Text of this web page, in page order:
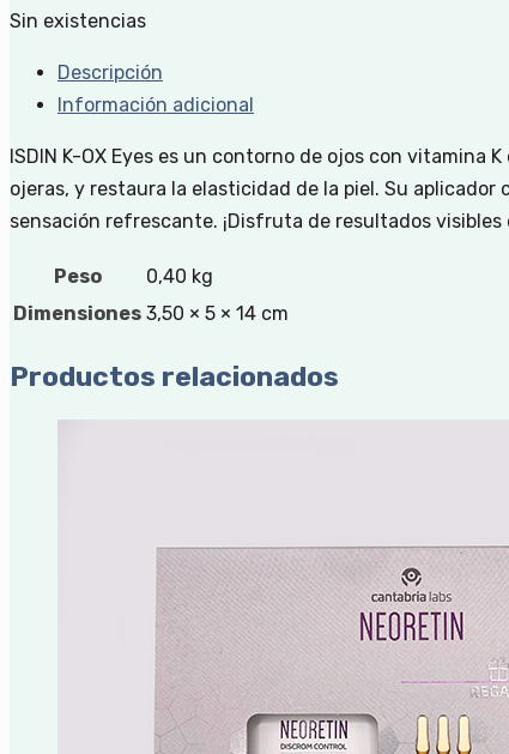
Sin existencias
Descripción
Información adicional
ISDIN K-OX Eyes es un contorno de ojos con
ojeras, y restaura la elasticidad de la piel. Su
sensación refrescante. ¡Disfruta de resultados visibles
Peso
0,40 kg
Dimensiones 3,50 × 5 × 14 cm
Productos relacionados